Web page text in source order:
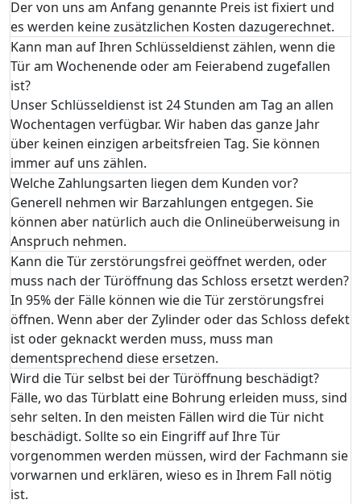
Der von uns am Anfang genannte Preis ist fixiert und
es werden keine zusätzlichen Kosten dazugerechnet.
Kann man auf Ihren Schlüsseldienst zählen, wenn die
Tür am Wochenende oder am Feierabend zugefallen
ist?
Unser Schlüsseldienst ist 24 Stunden am Tag an allen
Wochentagen verfügbar. Wir haben das ganze Jahr
über keinen einzigen arbeitsfreien Tag. Sie können
immer auf uns zählen.
Welche Zahlungsarten liegen dem Kunden vor?
Generell nehmen wir Barzahlungen entgegen. Sie
können aber natürlich auch die Onlineüberweisung in
Anspruch nehmen.
Kann die Tür zerstörungsfrei geöffnet werden, oder
muss nach der Türöffnung das Schloss ersetzt werden?
In 95% der Fälle können wie die Tür zerstörungsfrei
öffnen. Wenn aber der Zylinder oder das Schloss defekt
ist oder geknackt werden muss, muss man
dementsprechend diese ersetzen.
Wird die Tür selbst bei der Türöffnung beschädigt?
Fälle, wo das Türblatt eine Bohrung erleiden muss, sind
sehr selten. In den meisten Fällen wird die Tür nicht
beschädigt. Sollte so ein Eingriff auf Ihre Tür
vorgenommen werden müssen, wird der Fachmann sie
vorwarnen und erklären, wieso es in Ihrem Fall nötig
ist.